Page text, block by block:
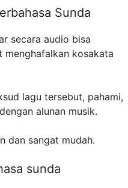
Sunda
secara audio bisa
menghafalkan kosakata
lagu tersebut, pahami,
alunan musik.
dan sangat mudah.
sunda